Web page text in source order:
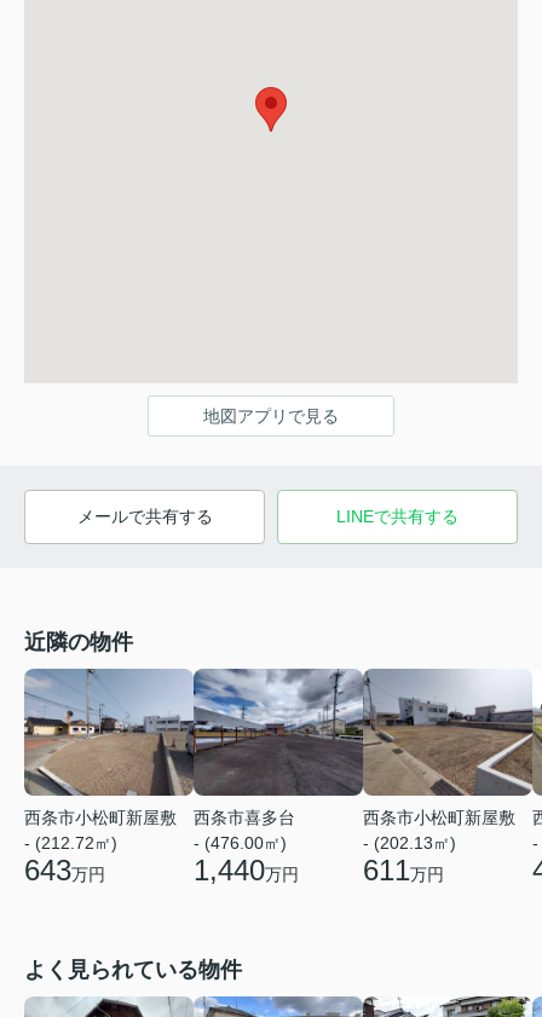
地図アプリで見る
メールで共有する LINEで共有する
近隣の物件
西条市小松町新屋敷
- (212.72㎡)
643万円
西条市喜多台
- (476.00㎡)
1,440万円
西条市小松町新屋敷
- (202.13㎡)
611万円
-
よく見られている物件